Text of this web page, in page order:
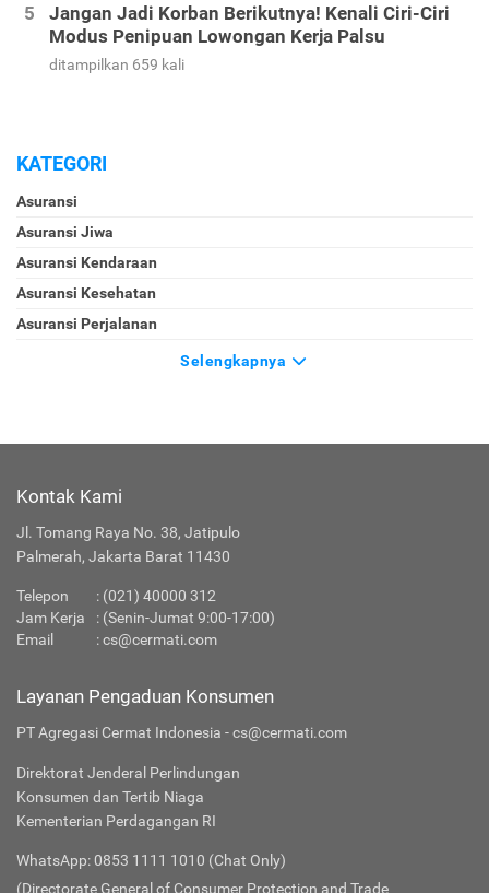
Jangan Jadi Korban Berikutnya! Kenali Ciri-Ciri
Modus Penipuan Lowongan Kerja Palsu
ditampilkan 659 kali
KATEGORI
Asuransi
Asuransi Jiwa
Asuransi Kendaraan
Asuransi Kesehatan
Asuransi Perjalanan
Selengkapnya
Kontak Kami
Jl. Tomang Raya No. 38, Jatipulo
Palmerah, Jakarta Barat 11430
Telepon : (021) 40000 312
Jam Kerja
: (Senin-Jumat 9:00-17:00)
Email
:cs@cermati.com
Layanan Pengaduan Konsumen
PT Agregasi Cermat Indonesia - cs@cermati.com
Direktorat Jenderal Perlindungan
Konsumen dan Tertib Niaga
Kementerian Perdagangan RI
WhatsApp: 0853 1111 1010 (Chat Only)
(Directorate General of Consumer Protection and Trade